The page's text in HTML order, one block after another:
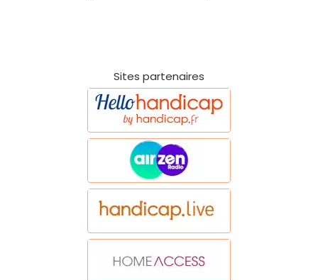
Sites partenaires